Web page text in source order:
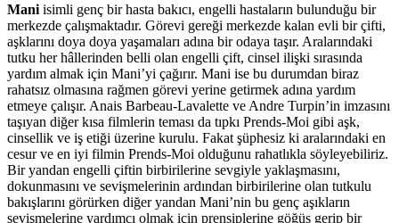
Mani isimli genç bir hasta bakıcı, engelli hastaların bulunduğu bir
merkezde çalışmaktadır. Görevi gereği merkezde kalan evli bir çifti,
aşklarını doya doya yaşamaları adına bir odaya taşır. Aralarındaki
tutku her hâllerinden belli olan engelli çift, cinsel ilişki sırasında
yardım almak için Mani’yi çağırır. Mani ise bu durumdan biraz
rahatsız olmasına rağmen görevi yerine getirmek adına yardım
etmeye çalışır. Anais Barbeau-Lavalette ve Andre Turpin’in imzasını
taşıyan diğer kısa filmlerin teması da tıpkı Prends-Moi gibi aşk,
cinsellik ve iş etiği üzerine kurulu. Fakat şüphesiz ki aralarındaki en
cesur ve en iyi filmin Prends-Moi olduğunu rahatlıkla söyleyebiliriz.
Bir yandan engelli çiftin birbirilerine sevgiyle yaklaşmasını,
dokunmasını ve sevişmelerinin ardından birbirilerine olan tutkulu
bakışlarını görürken diğer yandan Mani’nin bu genç aşıkların
sevişmelerine yardımcı olmak için prensiplerine göğüs gerip bir